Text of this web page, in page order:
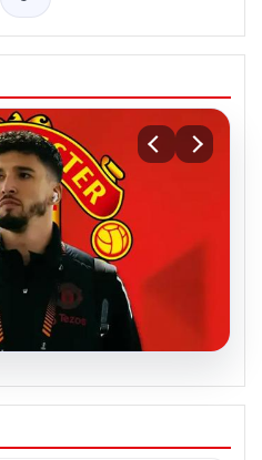
resmen duyurdu!
adresi belli oldu